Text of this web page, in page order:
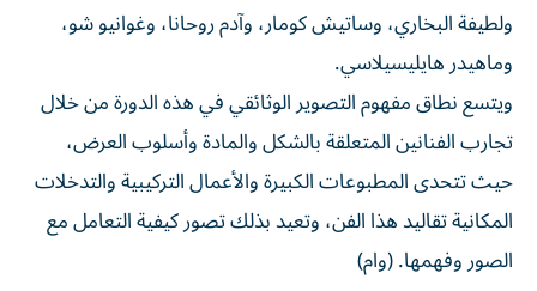
ولطيفة البخاري، وساتيش كومار، وآدم روحانا، وغوانيو شو،
وماهيدر هايليسيلاسي.
ويتسع نطاق مفهوم التصوير الوثائقي في هذه الدورة من خلال
تجارب الفنانين المتعلقة بالشكل والمادة وأسلوب العرض،
حيث تتحدى المطبوعات الكبيرة والأعمال التركيبية والتدخلات
المكانية تقاليد هذا الفن، وتعيد بذلك تصور كيفية التعامل مع
الصور وفهمها. (وام)